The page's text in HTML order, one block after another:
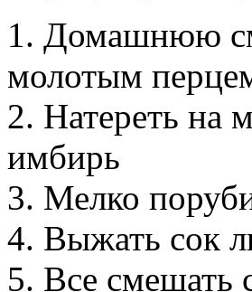
1. Домашнюю
молотым
2. Натереть на
имбирь
3. Мелко
4. Выжать сок
5. Всe смешать